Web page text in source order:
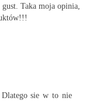
Taka moja opinia,
sie w to nie